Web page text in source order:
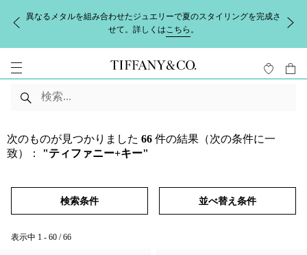
異なるメタルを組み合わせたジュエリーで夏のスタイリングを完成さ
せて。詳しくはこちら 。
次のものが見つかりました 66 件の結果（次の条件に一
致）：
"ティファニー+キー"
検索条件 並べ替え条件
表示中 1 - 60 / 66